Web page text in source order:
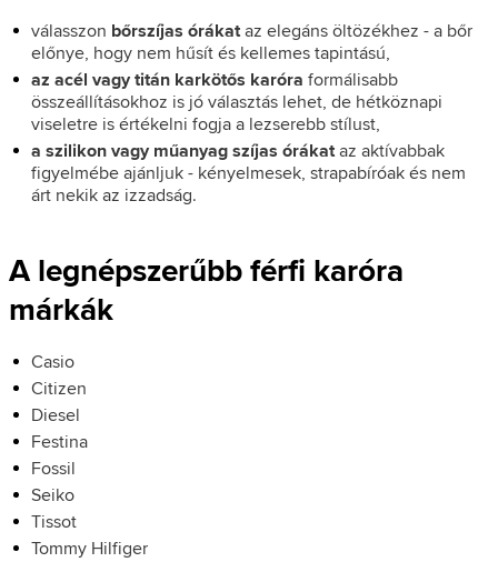
válasszon bőrszíjas órákataz elegáns öltözékhez - a bőr
előnye, hogy nem hűsít és kellemes tapintású,
az acél vagy titán karkötős karóra formálisabb
összeállításokhoz is jó választás lehet, de hétköznapi
viseletre is értékelni fogja a lezserebb stílust,
a szilikon vagy műanyag szíjas órákataz aktívabbak
figyelmébe ajánljuk - kényelmesek, strapabíróak és nem
árt nekik az izzadság.
A legnépszerűbb férfi karóra
márkák
Casio
Citizen
Diesel
Festina
Fossil
Seiko
Tissot
Tommy Hilfiger